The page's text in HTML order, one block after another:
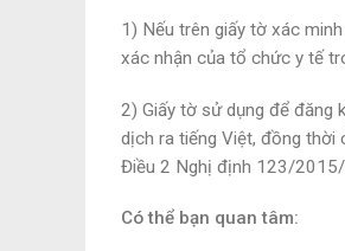
1) Nếu trên giấy tờ xác
xác nhận của tổ chức y tế
2) Giấy tờ sử dụng để đăng
dịch ra tiếng Việt, đồng thời
Điều 2 Nghị định 123/
Có thể bạn quan tâm: